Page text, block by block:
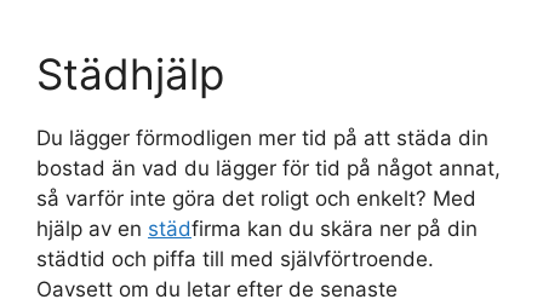
Städhjälp
Du lägger förmodligen mer tid på att städa din
bostad än vad du lägger för tid på något annat,
så varför inte göra det roligt och enkelt? Med
hjälp av en städfirma kan du skära ner på din
städtid och piffa till med självförtroende.
Oavsett om du letar efter de senaste